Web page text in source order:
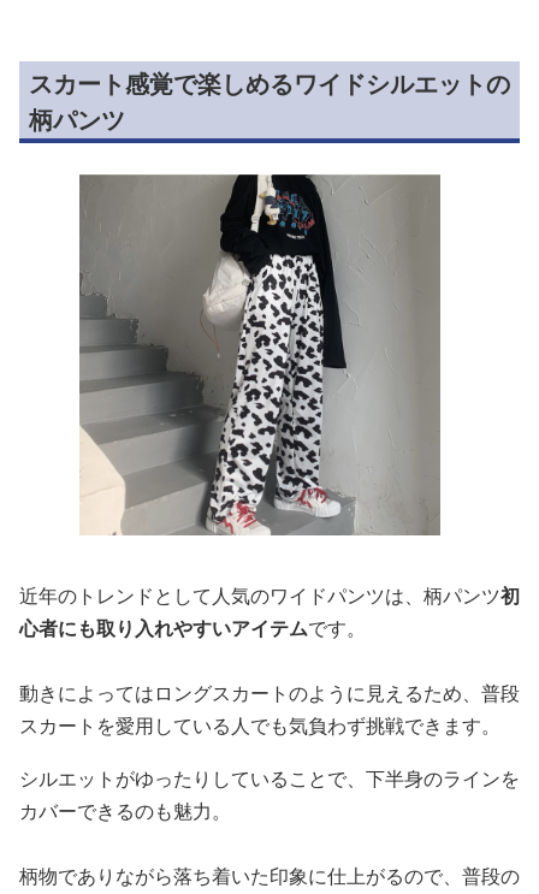
スカート感覚で楽しめるワイドシルエットの
柄パンツ
近年のトレンドとして人気のワイドパンツは、柄パンツ初
心者にも取り入れやすいアイテムです。
動きによってはロングスカートのように見えるため、普段
スカートを愛用している人でも気負わず挑戦できます。
シルエットがゆったりしていることで、下半身のラインを
カバーできるのも魅力。
柄物でありながら落ち着いた印象に仕上がるので、普段の